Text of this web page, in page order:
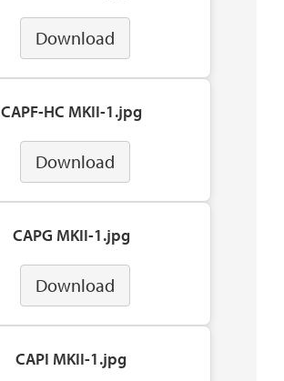
Download
CAPF-HC MKII-1.jpg
Download
CAPG MKII-1.jpg
Download
CAPI MKII-1.jpg